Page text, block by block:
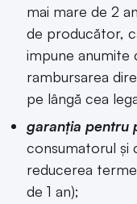
mai mare de 2
de producător,
impune anumite
rambursarea
pe lângă cea
garanția pentru
consumatorul și
reducerea
de 1 an);